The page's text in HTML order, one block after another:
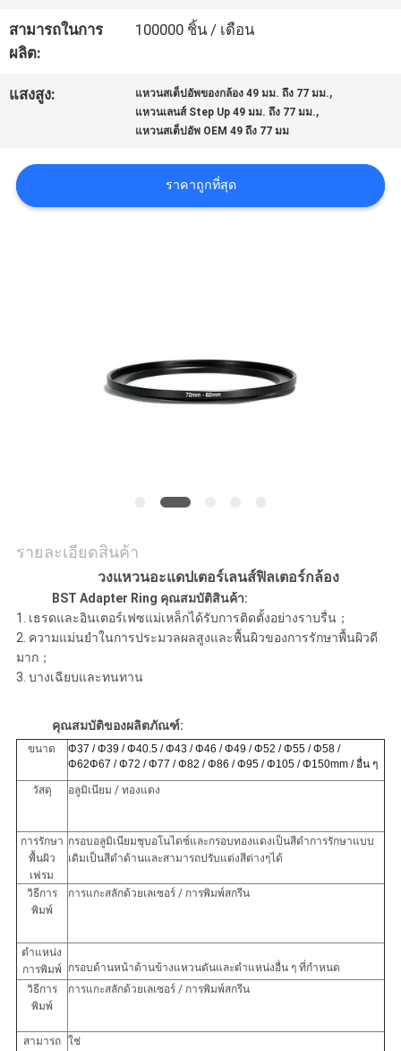
ขอ
ใบ
ราคา
สามารถในการ
ผลิต:
100000 ชิ้น / เดือน
แสงสูง: แหวนสเต็ปอัพของกล้อง 49 มม. ถึง 77 มม.,
แหวนเลนส์ Step Up 49 มม. ถึง 77 มม.,
แหวนสเต็ปอัพ OEM 49 ถึง 77 มม
ราคาถูกที่สุด
รายละเอียดสินค้า
วงแหวนอะแดปเตอร์เลนส์ฟิลเตอร์กล้อง
BST Adapter Ring คุณสมบัติสินค้า:
1. เธรดและอินเตอร์เฟซแม่เหล็กได้รับการติดตั้งอย่างราบรื่น；
2. ความแม่นยำในการประมวลผลสูงและพื้นผิวของการรักษาพื้นผิวดี
มาก；
3. บางเฉียบและทนทาน
คุณสมบัติของผลิตภัณฑ์:
ขนาด
Φ37 / Φ39 / Φ40.5 / Φ43 / Φ46 / Φ49 / Φ52 / Φ55 / Φ58 /
Φ62Φ67 / Φ72 / Φ77 / Φ82 / Φ86 / Φ95 / Φ105 / Φ150mm / อื่น ๆ
วัสดุ อลูมิเนียม / ทองแดง
การรักษา
พื้นผิว
เฟรม
กรอบอลูมิเนียมชุบอโนไดซ์และกรอบทองแดงเป็นสีดำการรักษาแบบ
เดิมเป็นสีดำด้านและสามารถปรับแต่งสีต่างๆได้
วิธีการ
พิมพ์
การแกะสลักด้วยเลเซอร์ / การพิมพ์สกรีน
ตำแหน่ง
การพิมพ์
กรอบด้านหน้าด้านข้างแหวนดันและตำแหน่งอื่น ๆ ที่กำหนด
วิธีการ
พิมพ์
การแกะสลักด้วยเลเซอร์ / การพิมพ์สกรีน
สามารถ ใช่